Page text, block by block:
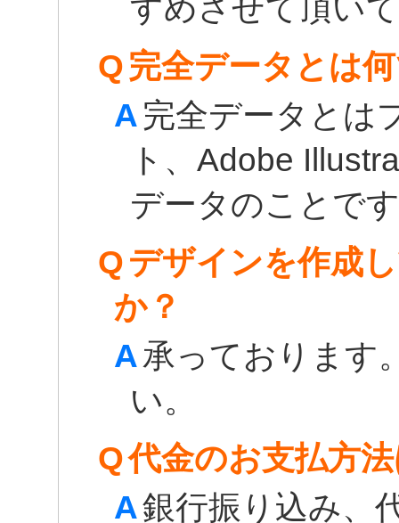
すめさせて頂い
Q完全データとは
A完全データとは
ト、Adobe
データのことで
Qデザインを作成
か？
A承っております
い。
Q代金のお支払方
A銀行振り込み、